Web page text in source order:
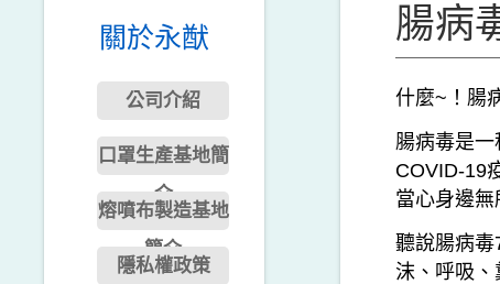
關於永猷
公司介紹
口罩生產基地簡
介
熔噴布製造基地
簡介
隱私權政策
腸病
什麼~！腸
腸病毒是
COVID-19
當心身邊
聽說腸病毒
沫、呼吸